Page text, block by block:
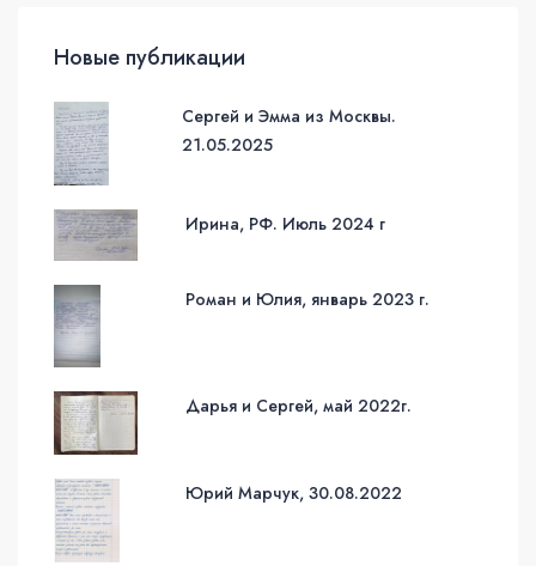
Новые публикации
Сергей и Эмма из Москвы.
21.05.2025
Ирина, РФ. Июль 2024 г
Роман и Юлия, январь 2023 г.
Дарья и Сергей, май 2022г.
Юрий Марчук, 30.08.2022